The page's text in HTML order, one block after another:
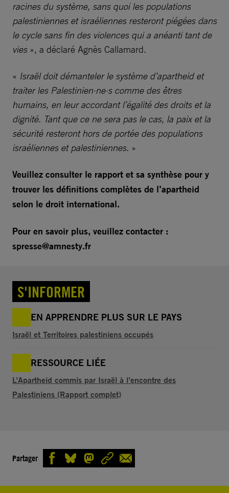
racines du système, sans quoi les populations
palestiniennes et israéliennes resteront piégées dans
le cycle sans fin des violences qui a anéanti tant de
vies», a déclaré Agnès Callamard.
« Israël doit démanteler le système d’apartheid et
traiter les Palestinien·ne·s comme des êtres
humains, en leur accordant l’égalité des droits et la
dignité. Tant que ce ne sera pas le cas, la paix et la
sécurité resteront hors de portée des populations
israéliennes et palestiniennes. »
Veuillez consulter le rapport et sa synthèse pour y
trouver les définitions complètes de l’apartheid
selon le droit international.
Pour en savoir plus, veuillez contacter :
spresse@amnesty.fr
S'INFORMER
EN APPRENDRE PLUS SUR LE PAYS
Israël et Territoires palestiniens occupés
RESSOURCE LIÉE
L’Apartheid commis par Israël à l’encontre des
Palestiniens (Rapport complet)
Partager